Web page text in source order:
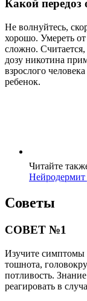
Какой передоз
Не волнуйтесь,
хорошо. Умереть
сложно.
дозу никотина
взрослого
ребенок.
Читайте
Нейродермит
Советы
СОВЕТ №1
Изучите симптомы
тошнота,
потливость.
реагировать в